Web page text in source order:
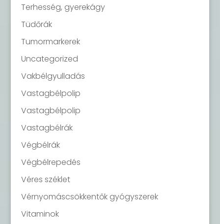
Terhesség, gyerekágy
Tüdőrák
Tumormarkerek
Uncategorized
Vakbélgyulladás
Vastagbélpolip
Vastagbélpolip
Vastagbélrák
Végbélrák
Végbélrepedés
Véres széklet
Vérnyomáscsökkentők gyógyszerek
Vitaminok